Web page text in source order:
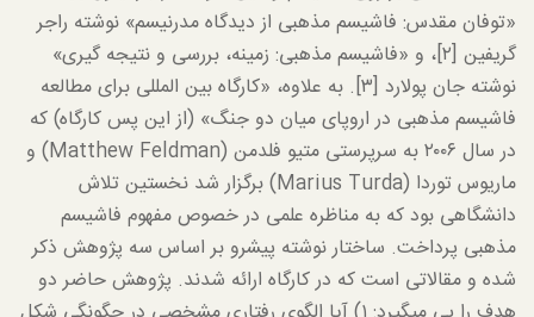
«توفان مقدس: فاشیسم مذهبی از دیدگاه مدرنیسم» نوشته راجر
گریفین [۲]، و «فاشیسم مذهبی: زمینه، بررسی و نتیجه گیری»
نوشته جان پولارد [۳]. به علاوه، «کارگاه بین المللی برای مطالعه
فاشیسم مذهبی در اروپای میان دو جنگ» (از این پس کارگاه) که
در سال ۲۰۰۶ به سرپرستی متیو فلدمن (Matthew Feldman) و
ماریوس توردا (Marius Turda) برگزار شد نخستین تلاش
دانشگاهی بود که به مناظره علمی در خصوص مفهوم فاشیسم
مذهبی پرداخت. ساختار نوشته پیشرو بر اساس سه پژوهش ذکر
شده و مقالاتی است که در کارگاه ارائه شدند. پژوهش حاضر دو